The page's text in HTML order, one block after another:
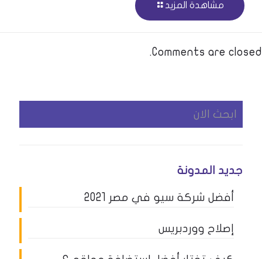
مشاهدة المزيد
Comments are closed.
جديد المدونة
أفضل شركة سيو في مصر 2021
إصلاح ووردبريس